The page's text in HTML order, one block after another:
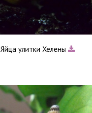
Яйца улитки Хелены